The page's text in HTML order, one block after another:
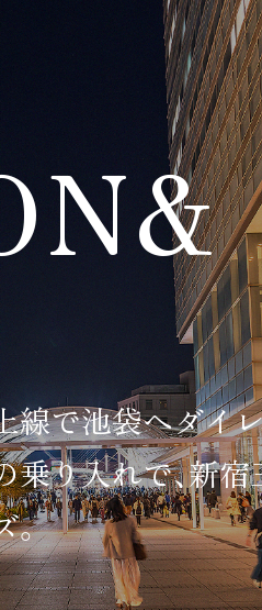
線で池袋へダイ
乗り入れで、新
。